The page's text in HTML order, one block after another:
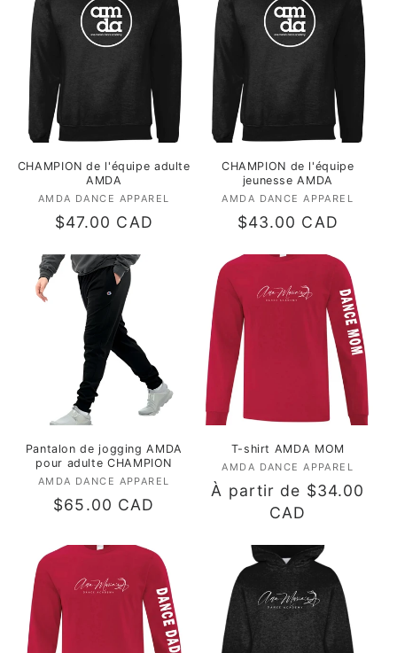
CHAMPION de l'équipe adulte
AMDA
Fournisseur :
AMDA DANCE APPAREL
Prix
$47.00 CAD
CHAMPION de l'équipe
jeunesse AMDA
Fournisseur :
AMDA DANCE APPAREL
Prix
$43.00 CAD
Pantalon de jogging AMDA
pour adulte CHAMPION
Fournisseur :
AMDA DANCE APPAREL
Prix
$65.00 CAD
T-shirt AMDA MOM
Fournisseur :
AMDA DANCE APPAREL
Prix
À partir de $34.00
CAD